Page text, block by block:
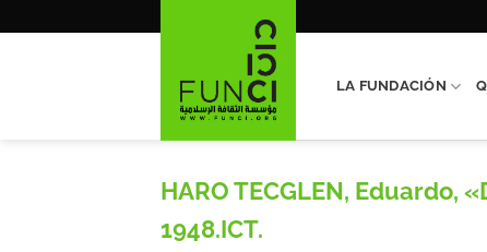
LA FUNDACIÓN
HARO TECGLEN, Eduardo,
1948.ICT.